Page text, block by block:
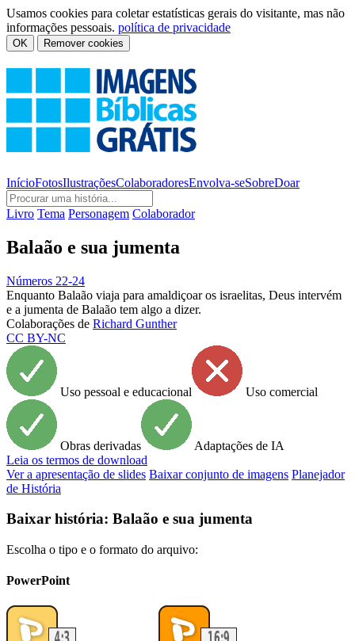
Usamos cookies para coletar estatísticas gerais do visitante, mas não
informações pessoais. política de privacidade
OK Remover cookies
InícioFotosIlustraçõesColaboradoresEnvolva-seSobreDoar
Livro Tema Personagem Colaborador
Balaão e sua jumenta
Números 22-24
Enquanto Balaão viaja para amaldiçoar os israelitas, Deus intervém
e a jumenta de Balaão tem algo a dizer.
Colaborações de Richard Gunther
CC BY-NC
Uso pessoal e educacional Uso comercial
Obras derivadas
Adaptações de IA
Leia os termos de download
Ver a apresentação de slides Baixar conjunto de imagens Planejador
de História
Baixar história: Balaão e sua jumenta
Escolha o tipo e o formato do arquivo:
PowerPoint